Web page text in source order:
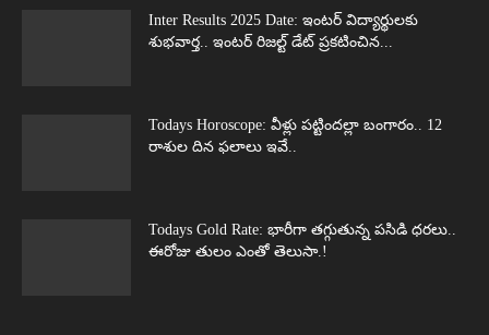
Inter Results 2025 Date: ఇంటర్ విద్యార్థులకు
శుభవార్త.. ఇంటర్ రిజల్ట్ డేట్ ప్రకటించిన...
Todays Horoscope: వీళ్లు పట్టిందల్లా బంగారం.. 12
రాశుల దిన ఫలాలు ఇవే..
Todays Gold Rate: భారీగా తగ్గుతున్న పసిడి ధరలు..
ఈరోజు తులం ఎంతో తెలుసా.!